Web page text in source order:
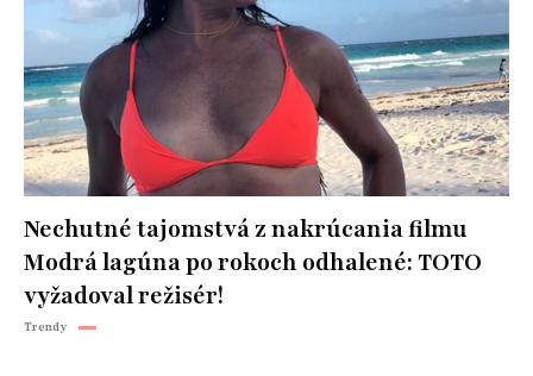
Nechutné tajomstvá z nakrúcania filmu
Modrá lagúna po rokoch odhalené: TOTO
vyžadoval režisér!
Trendy